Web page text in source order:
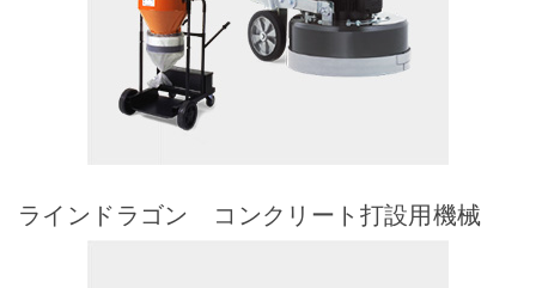
ラインドラゴン コンクリート打設用機械